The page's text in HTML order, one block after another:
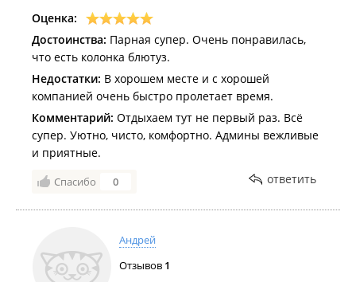
Оценка:
Достоинства: Парная супер. Очень понравилась,
что есть колонка блютуз.
Недостатки: В хорошем месте и с хорошей
компанией очень быстро пролетает время.
Комментарий: Отдыхаем тут не первый раз. Всё
супер. Уютно, чисто, комфортно. Админы вежливые
и приятные.
Спасибо 0 ответить
Андрей
Отзывов 1